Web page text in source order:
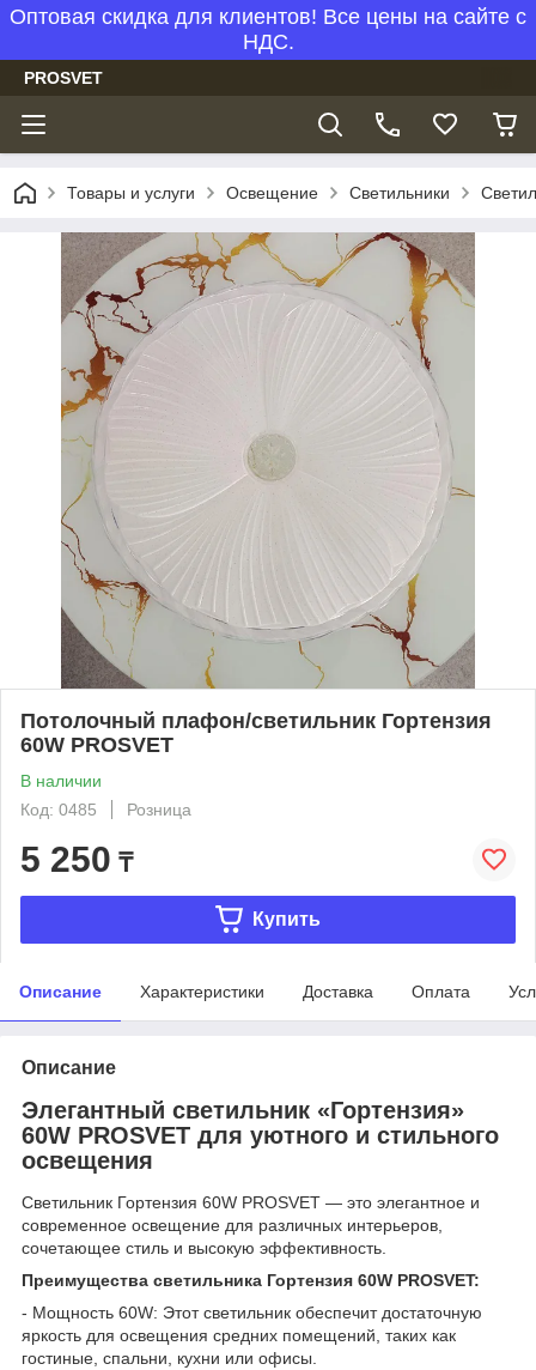
Оптовая скидка для клиентов! Все цены на сайте с
НДС.
PROSVET
Товары и услуги Освещение Светильники
Потолочный плафон/светильник Гортензия
60W PROSVET
В наличии
Код: 0485
Розница
5 250 ₸
Купить
Описание Характеристики Доставка Оплата
Описание
Элегантный светильник «Гортензия»
60W PROSVET для уютного и стильного
освещения
Светильник Гортензия 60W PROSVET — это элегантное и
современное освещение для различных интерьеров,
сочетающее стиль и высокую эффективность.
Преимущества светильника Гортензия 60W PROSVET:
- Мощность 60W: Этот светильник обеспечит достаточную
яркость для освещения средних помещений, таких как
гостиные, спальни, кухни или офисы.